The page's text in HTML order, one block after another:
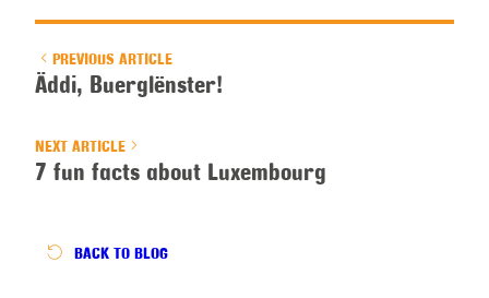
PREVIOUS ARTICLE
Äddi, Buerglënster!
NEXT ARTICLE
7 fun facts about Luxembourg
BACK TO BLOG